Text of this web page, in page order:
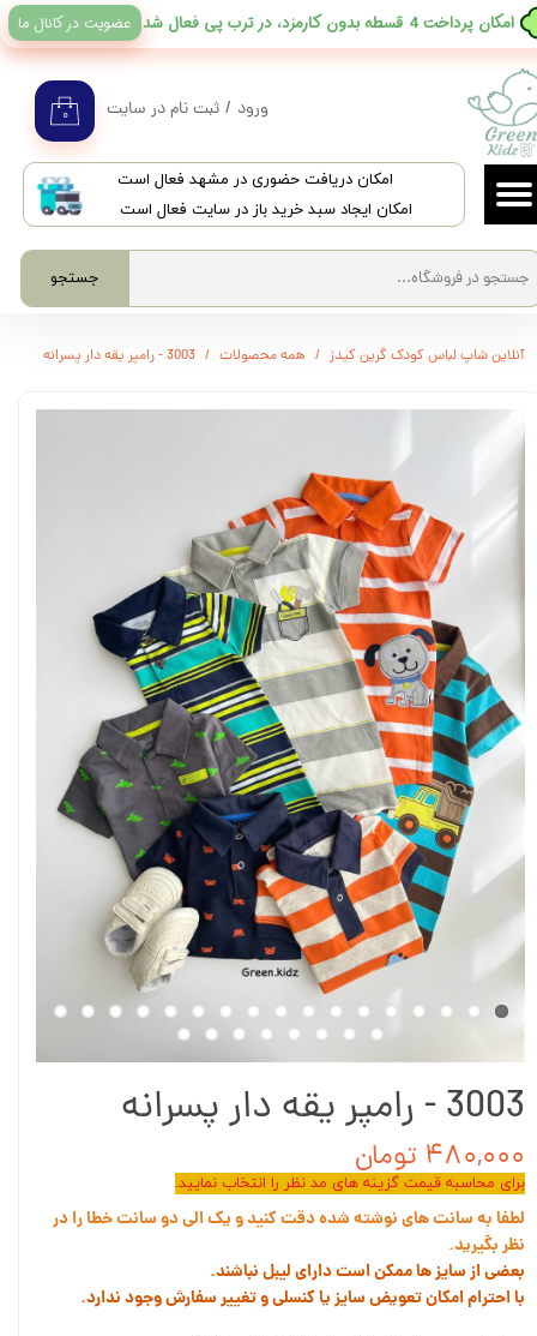
​امکان دریافت حضوری در مشهد فعال است
امکان ایجاد سبد خرید باز در سایت فعال است
جستجو
۰ ورود / ثبت نام در سایت
حساب کاربری من
تغییر گذر واژه
سفارشات
خروج از حساب کاربری
​امکان پرداخت 4 قسطه بدون کارمزد، در ترب پی فعال شد عضویت در کانال ما
آنلاین شاپ لباس کودک گرین کیدز همه محصولات 3003 - رامپر یقه دار پسرانه
3003 - رامپر یقه دار پسرانه
۴۸۰,۰۰۰ تومان
برای محاسبه قیمت گزینه های مد نظر را انتخاب نمایید.
لطفا به سانت های نوشته شده دقت کنید و یک الی دو سانت خطا را در
نظر بگیرید.
بعضی از سایز ها ممکن است دارای لیبل نباشند.
با احترام امکان تعویض سایز یا کنسلی و تغییر سفارش وجود ندارد.